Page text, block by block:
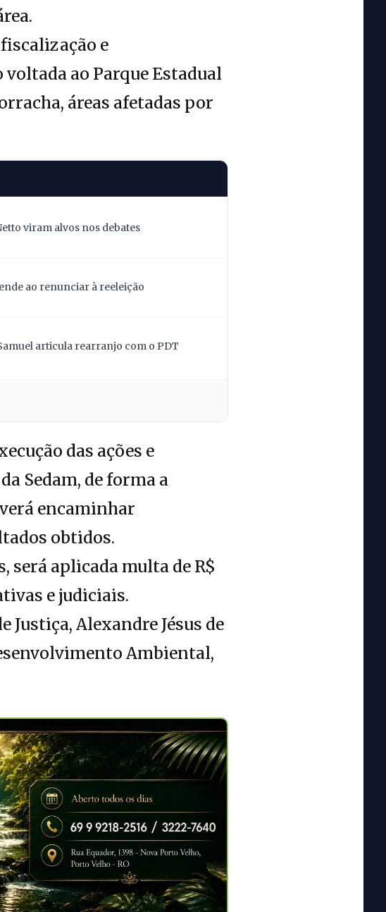
e
ao Parque Estadual
áreas afetadas por
viram alvos nos debates
ao renunciar à reeleição
articula rearranjo com o PDT
das ações e
Sedam, de forma a
encaminhar
obtidos.
será aplicada multa de R$
e judiciais.
Alexandre Jésus de
Ambiental,